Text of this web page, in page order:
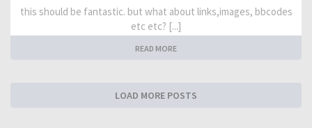
this should be fantastic. but what about links,images, bbcodes
etc etc? [...]
READ MORE
LOAD MORE POSTS